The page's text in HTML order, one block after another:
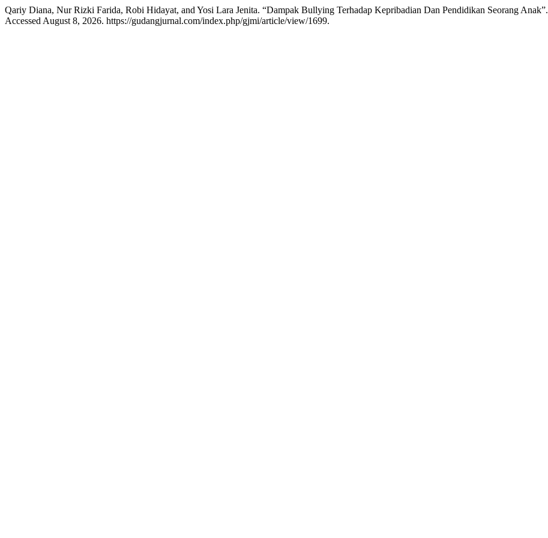
Qariy Diana, Nur Rizki Farida, Robi Hidayat, and Yosi Lara Jenita. “Dampak Bullying Terhadap Kepribadian Dan Pendidikan Seorang Anak”.
Accessed August 8, 2026. https://gudangjurnal.com/index.php/gjmi/article/view/1699.